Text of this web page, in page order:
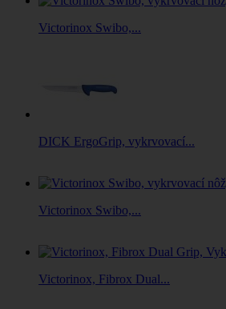
Victorinox Swibo,...
DICK ErgoGrip, vykrvovací...
Victorinox Swibo,...
Victorinox, Fibrox Dual...